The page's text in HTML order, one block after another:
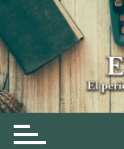
Skip
to
content
El periódico digital